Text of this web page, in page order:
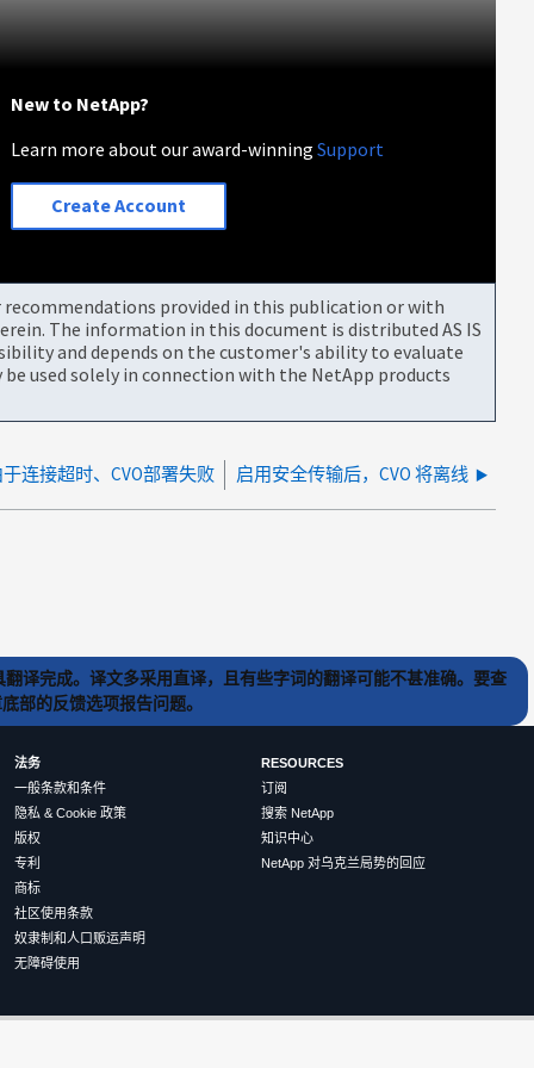
New to NetApp?
Learn more about our award-winningSupport
Create Account
provided in this publication or with
The information in this document is distributed AS IS
and depends on the customer's ability to evaluate
used solely in connection with the NetApp products
于连接超时、CVO部署失败 启用安全传输后，CVO 将离线
译完成。译文多采用直译，且有些字词的翻译可能不甚准确。要查
部的反馈选项报告问题。
法务
一般条款和条件
隐私 & Cookie 政策
版权
专利
商标
社区使用条款
奴隶制和人口贩运声明
无障碍使用
RESOURCES
订阅
搜索 NetApp
知识中心
NetApp 对乌克兰局势的回应